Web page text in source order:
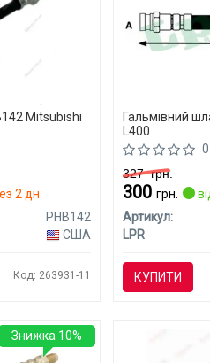
Mitsubishi
2 дн.
PHB142
США
Код: 263931-11
Гальмівний
L400
327грн.
300грн.
Артикул:
LPR
КУПИТИ
Знижка 10%